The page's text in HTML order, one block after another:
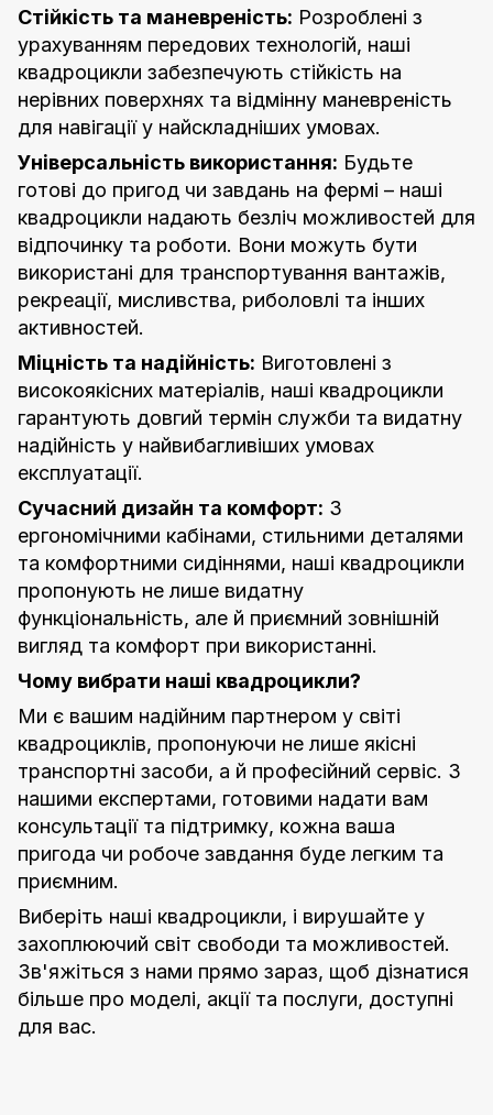
Стійкість та маневреність: Розроблені з
урахуванням передових технологій, наші
квадроцикли забезпечують стійкість на
нерівних поверхнях та відмінну маневреність
для навігації у найскладніших умовах.
Універсальність використання: Будьте
готові до пригод чи завдань на фермі – наші
квадроцикли надають безліч можливостей для
відпочинку та роботи. Вони можуть бути
використані для транспортування вантажів,
рекреації, мисливства, риболовлі та інших
активностей.
Міцність та надійність: Виготовлені з
високоякісних матеріалів, наші квадроцикли
гарантують довгий термін служби та видатну
надійність у найвибагливіших умовах
експлуатації.
Сучасний дизайн та комфорт: З
ергономічними кабінами, стильними деталями
та комфортними сидіннями, наші квадроцикли
пропонують не лише видатну
функціональність, але й приємний зовнішній
вигляд та комфорт при використанні.
Чому вибрати наші квадроцикли?
Ми є вашим надійним партнером у світі
квадроциклів, пропонуючи не лише якісні
транспортні засоби, а й професійний сервіс. З
нашими експертами, готовими надати вам
консультації та підтримку, кожна ваша
пригода чи робоче завдання буде легким та
приємним.
Виберіть наші квадроцикли, і вирушайте у
захоплюючий світ свободи та можливостей.
Зв'яжіться з нами прямо зараз, щоб дізнатися
більше про моделі, акції та послуги, доступні
для вас.